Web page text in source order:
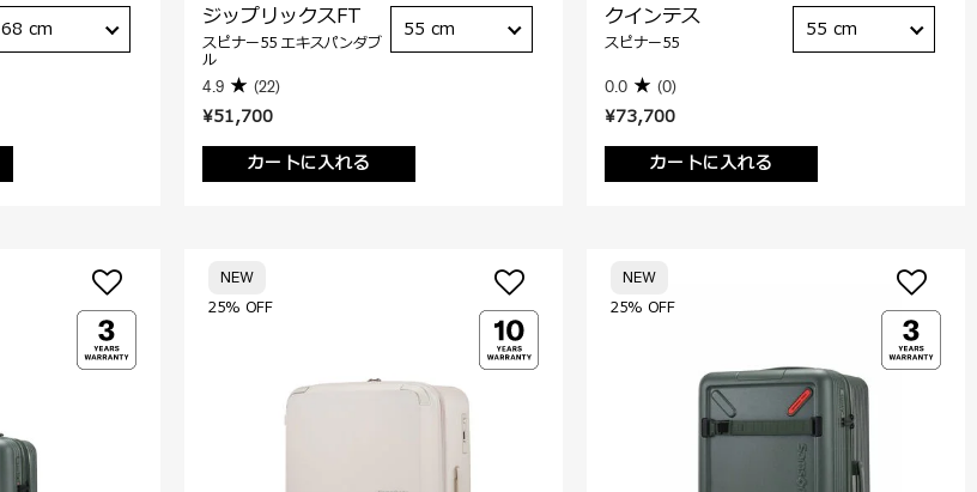
68 cm
¥51,700
カートに入れる
ジップリックスFT
スピナー55 エキスパンダブ
ル
4.9 (22)
55 cm
¥73,700
カートに入れる
クインテス
スピナー55
0.0 (0)
55 cm
25% OFF
NEW
25% OFF
NEW